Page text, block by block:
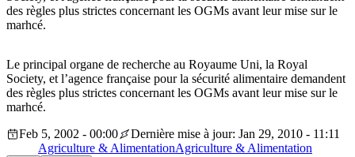
des règles plus strictes concernant les OGMs avant leur mise sur le
marhcé.
Le principal organe de recherche au Royaume Uni, la Royal
Society, et l’agence française pour la sécurité alimentaire demandent
des règles plus strictes concernant les OGMs avant leur mise sur le
marhcé.
Feb 5, 2002 - 00:00
Dernière mise à jour: Jan 29, 2010 - 11:11
Agriculture & AlimentationAgriculture & Alimentation